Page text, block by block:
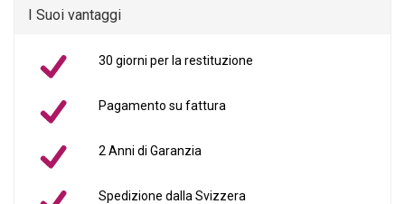
I Suoi vantaggi
30 giorni per la restituzione
Pagamento su fattura
2 Anni di Garanzia
Spedizione dalla Svizzera